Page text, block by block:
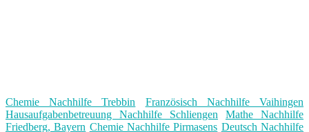
Chemie Nachhilfe Trebbin
Französisch Nachhilfe Vaihingen
Hausaufgabenbetreuung Nachhilfe Schliengen
Mathe Nachhilfe
Friedberg, Bayern Chemie Nachhilfe Pirmasens Deutsch Nachhilfe